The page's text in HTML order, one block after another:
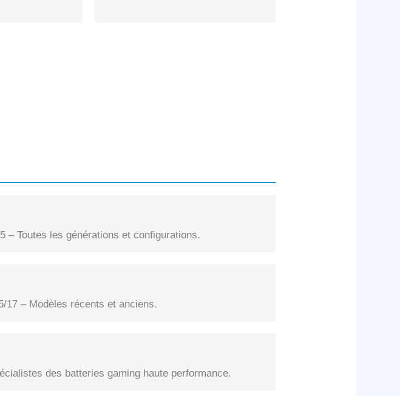
– Toutes les générations et configurations.
17 – Modèles récents et anciens.
des batteries gaming haute performance.